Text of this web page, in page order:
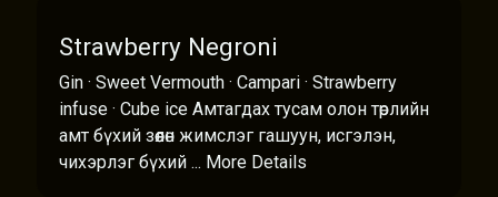
Strawberry Negroni
Gin · Sweet Vermouth · Campari · Strawberry
infuse · Cube ice Амтагдах тусам олон төрлийн
амт бүхий зөөлөн жимслэг гашуун, исгэлэн,
чихэрлэг бүхий ... More Details